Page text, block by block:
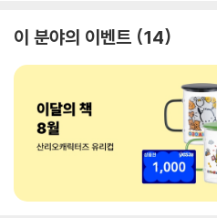
이 분야의 이벤트 14